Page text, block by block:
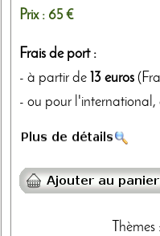
Prix : 65 €
Frais de port :
- à partir de 13 euros
- ou pour l'international,
Thèmes: